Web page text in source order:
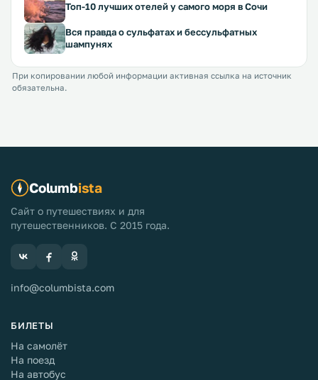
Топ-10 лучших отелей у самого моря в Сочи
Вся правда о сульфатах и бессульфатных
шампунях
При копировании любой информации активная ссылка на источник
обязательна.
Columbista
Сайт о путешествиях и для
путешественников. С 2015 года.
info@columbista.com
БИЛЕТЫ
На самолёт
На поезд
На автобус